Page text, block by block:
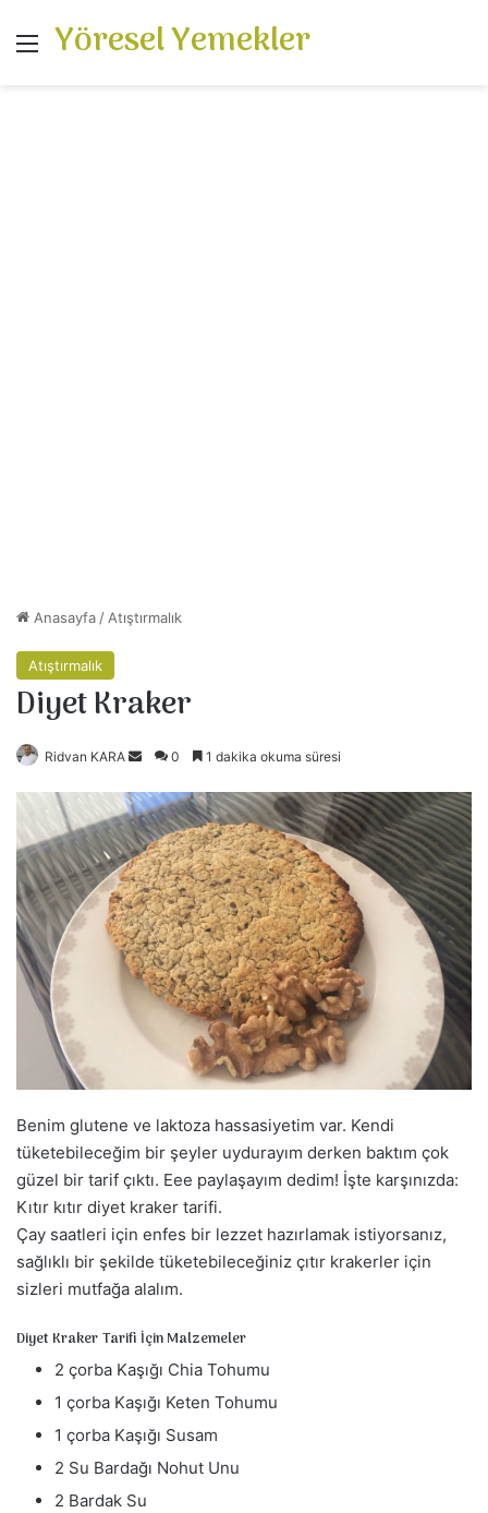
Menü
Yöresel Yemekler
Anasayfa / Atıştırmalık
Atıştırmalık
Diyet Kraker
Ridvan KARA
r
e
-
p
o
s
t
a
ö
e
m
e
k
0 1 dakika okuma süresi
Benim glutene ve laktoza hassasiyetim var. Kendi
tüketebileceğim bir şeyler uydurayım derken baktım çok
güzel bir tarif çıktı. Eee paylaşayım dedim! İşte karşınızda:
Kıtır kıtır diyet kraker tarifi.
Çay saatleri için enfes bir lezzet hazırlamak istiyorsanız,
sağlıklı bir şekilde tüketebileceğiniz çıtır krakerler için
sizleri mutfağa alalım.
Diyet Kraker Tarifi İçin Malzemeler
2 çorba Kaşığı Chia Tohumu
1 çorba Kaşığı Keten Tohumu
1 çorba Kaşığı Susam
2 Su Bardağı Nohut Unu
2 Bardak Su